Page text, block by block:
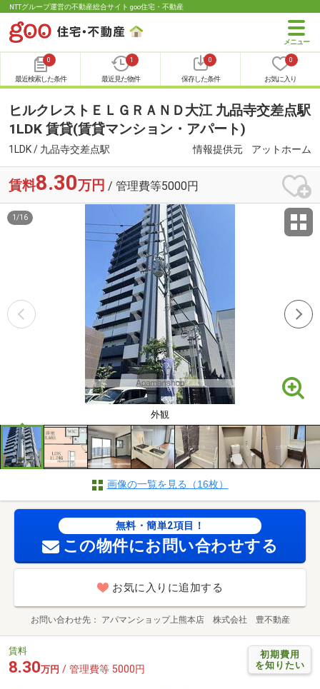
NTTグループ運営の不動産総合サイト goo住宅・不動産
0
最近検索した条件
1
最近見た物件
0
保存した条件
0
お気に入り
ヒルクレストＥＬＧＲＡＮＤ大江 九品寺交差点駅
1LDK 賃貸(賃貸マンション・アパート)
1LDK / 九品寺交差点駅 情報提供元 アットホーム
賃料8.30万円 / 管理費等5000円
外観
1 /16
画像の一覧を見る（16枚）
無料・簡単2項目！
この物件にお問い合わせする
お気に入りに追加する
お問い合わせ先 アパマンショップ上熊本店 株式会社 豊不動産
初期費用
を知りたい
賃料
8.30万円 / 管理費等 5000円